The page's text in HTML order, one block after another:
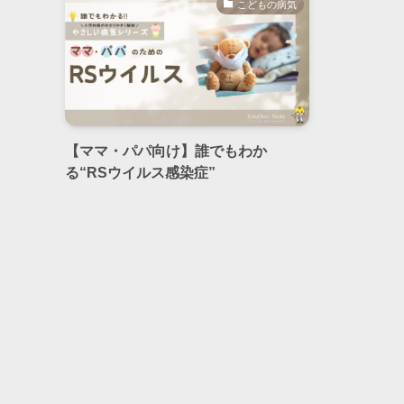
こどもの病気
【ママ・パパ向け】誰でもわか
る“RSウイルス感染症”